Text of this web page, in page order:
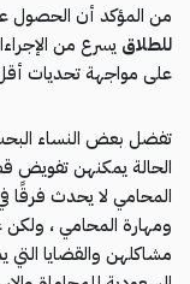
من المؤكد أن
للطلاق يسرع من
على مواجهة تحديات
تفضل بعض النساء
الحالة يمكنهن
المحامي لا يحدث فرقًا
ومهارة المحامي ،
مشاكلهن والقضايا